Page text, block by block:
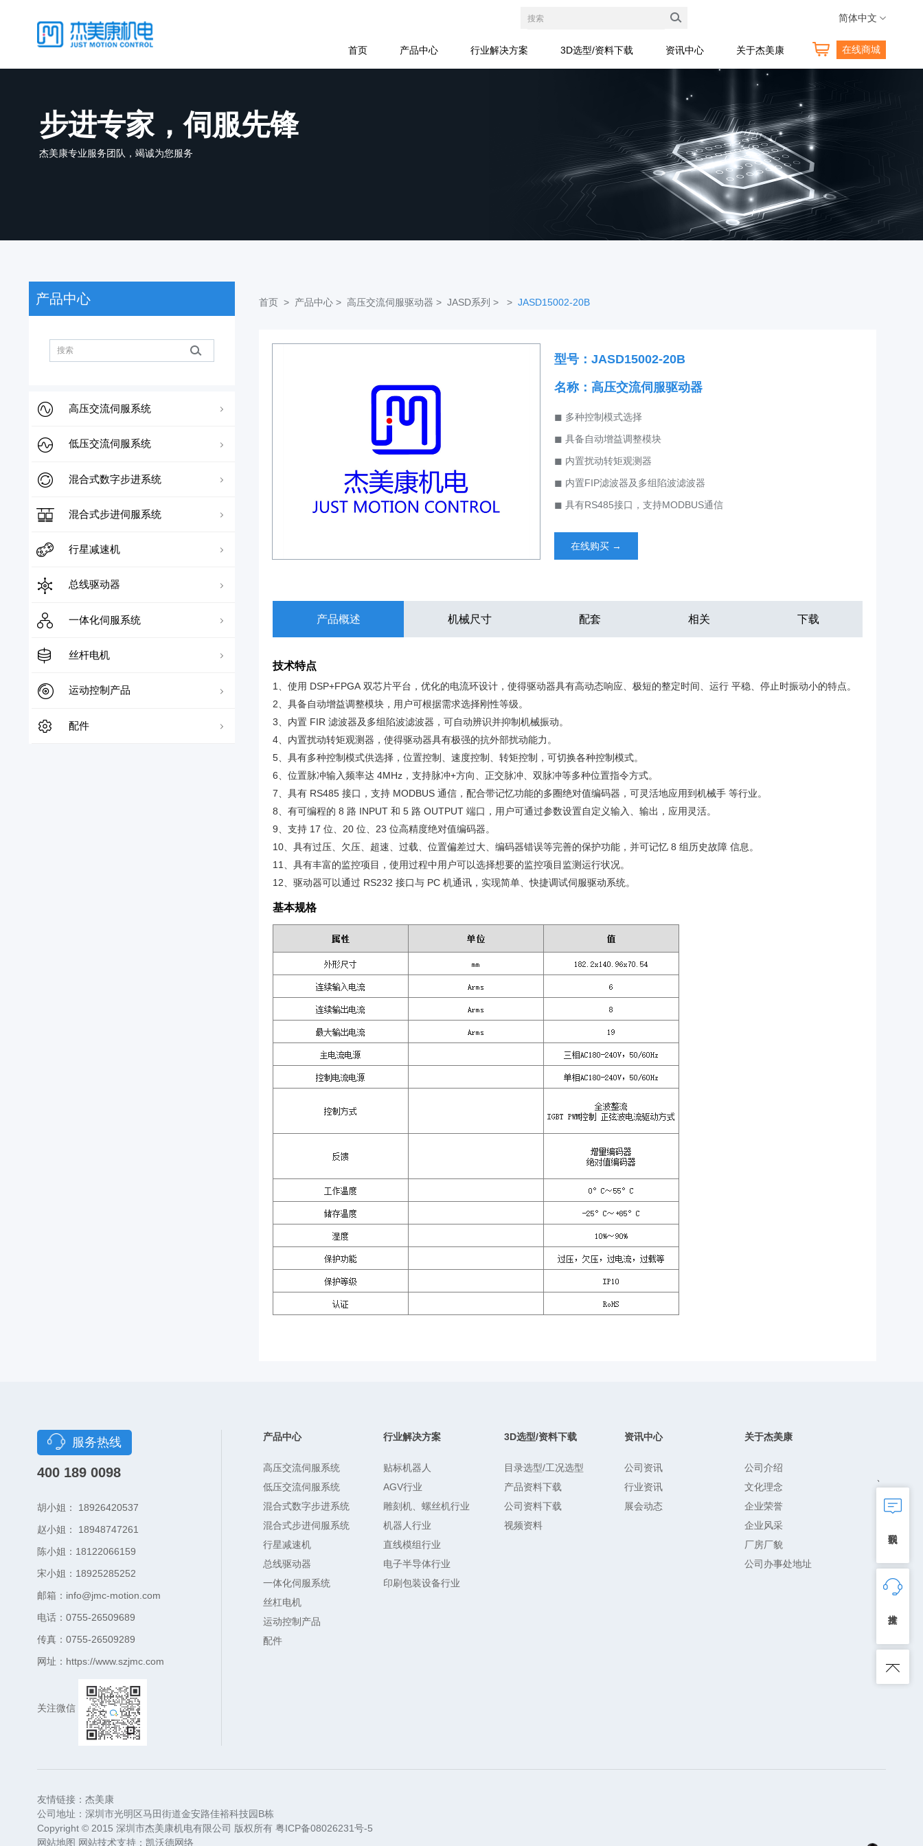
简体中文
首页 产品中心 行业解决方案 3D选型/资料下载 资讯中心 关于杰美康 在线商城
步进专家，伺服先锋
杰美康专业服务团队，竭诚为您服务
产品中心
高压交流伺服系统
高压交流伺服电机
17bit磁编系列
23bit光编系列
高压交流伺服驱动器
JAND系列
JASD系列
JAWD系列
JALD系列
JASND系列
低压交流伺服系统
低压伺服电机
17Bit磁编系列
低压伺服驱动器
MCAC系列
混合式数字步进系统
混合式步进电机
两相步进电机
三相步进电机
两相步进空心轴电机
数字步进驱动器
两相步进驱动器
三相步进驱动器
混合式步进伺服系统
混合式步进伺服电机
两相步进伺服电机
两相步进伺服刹车电机
三相步进伺服电机
三相步进伺服刹车电机
步进伺服驱动器
两相步进伺服驱动器
三相步进伺服驱动器
行星减速机
标准斜齿减速机
PXF系列
PGE系列
PDF系列
PDZJ系列
标准直齿减速机
PLF系列
PLE系列
PRNF系列
总线驱动器
总线步进驱动器
DM总线数字步进系列
总线步进伺服驱动器
HSS总线步进伺服系列
HCS总线步进伺服系列
总线低压伺服驱动器
MCACA低压交流伺服系列
总线高压伺服驱动器
一体化伺服系统
一体化步进伺服
iHSS系列
iESS系列
一体化交流伺服
iHSV系列
一体化步进伺服丝杆电机
丝杆电机
开环步进丝杆电机
外部驱动式(梯形丝杆)
闭环步进丝杆电机
运动控制产品
控制器
配件
首页 > 产品中心 > 高压交流伺服驱动器 > JASD系列 > > JASD15002-20B
型号：JASD15002-20B
名称：高压交流伺服驱动器
◼ 多种控制模式选择
◼ 具备自动增益调整模块
◼ 内置扰动转矩观测器
◼ 内置FIP滤波器及多组陷波滤波器
◼ 具有RS485接口，支持MODBUS通信
在线购买 →
产品概述 机械尺寸 配套 相关 下载
技术特点
1、使用 DSP+FPGA 双芯片平台，优化的电流环设计，使得驱动器具有高动态响应、极短的整定时间、运行 平稳、停止时振动小的特点。
2、具备自动增益调整模块，用户可根据需求选择刚性等级。
3、内置 FIR 滤波器及多组陷波滤波器，可自动辨识并抑制机械振动。
4、 内置扰动转矩观测器，使得驱动器具有极强的抗外部扰动能力。
5、具有多种控制模式供选择，位置控制、速度控制、转矩控制，可切换各种控制模式。
6、位置脉冲输入频率达 4MHz，支持脉冲+方向、正交脉冲、双脉冲等多种位置指令方式。
7、具有 RS485 接口，支持 MODBUS 通信，配合带记忆功能的多圈绝对值编码器，可灵活地应用到机械手 等行业。
8、有可编程的 8 路 INPUT 和 5 路 OUTPUT 端口，用户可通过参数设置自定义输入、输出，应用灵活。
9、支持 17 位、20 位、23 位高精度绝对值编码器。
10、具有过压、欠压、超速、过载、位置偏差过大、编码器错误等完善的保护功能，并可记忆 8 组历史故障 信息。
11、具有丰富的监控项目，使用过程中用户可以选择想要的监控项目监测运行状况。
12、驱动器可以通过 RS232 接口与 PC 机通讯，实现简单、快捷调试伺服驱动系统。
基本规格
服务热线
400 189 0098
胡小姐： 18926420537
赵小姐： 18948747261
陈小姐：18122066159
宋小姐：18925285252
邮箱：info@jmc-motion.com
电话：0755-26509689
传真：0755-26509289
网址：https://www.szjmc.com
关注微信
产品中心
高压交流伺服系统
低压交流伺服系统
混合式数字步进系统
混合式步进伺服系统
行星减速机
总线驱动器
一体化伺服系统
丝杠电机
运动控制产品
配件
行业解决方案
贴标机器人
AGV行业
雕刻机、螺丝机行业
机器人行业
直线模组行业
电子半导体行业
印刷包装设备行业
3D选型/资料下载
目录选型/工况选型
产品资料下载
公司资料下载
视频资料
资讯中心
公司资讯
行业资讯
展会动态
关于杰美康
公司介绍
文化理念
企业荣誉
企业风采
厂房厂貌
公司办事处地址
友情链接： 杰美康
公司地址：深圳市光明区马田街道金安路佳裕科技园B栋
Copyright © 2015 深圳市杰美康机电有限公司 版权所有 粤ICP备08026231号-5
网站地图 网站技术支持： 凯沃德网络